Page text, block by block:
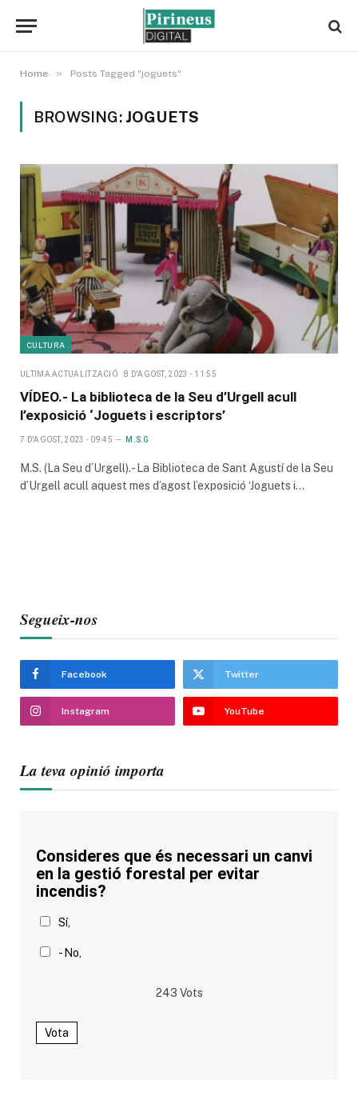
Home » Posts Tagged "joguets"
BROWSING: JOGUETS
CULTURA
ULTIMA ACTUALITZACIÓ 8 D'AGOST, 2023 - 11:55
VÍDEO.- La biblioteca de la Seu d’Urgell acull
l’exposició ‘Joguets i escriptors’
7 D'AGOST, 2023 - 09:45 M.S.G
M.S. (La Seu d’Urgell).- La Biblioteca de Sant Agustí de la Seu
d’Urgell acull aquest mes d’agost l’exposició ‘Joguets i…
Segueix-nos
Facebook Twitter
Instagram YouTube
La teva opinió importa
Consideres que és necessari un canvi
en la gestió forestal per evitar
incendis?
Sí,
- No,
243 Vots
Vota